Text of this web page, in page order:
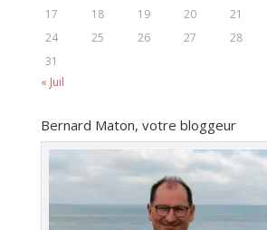
17
18 19 20 21
24
25 26 27 28
31
« Juil
Bernard Maton, votre bloggeur